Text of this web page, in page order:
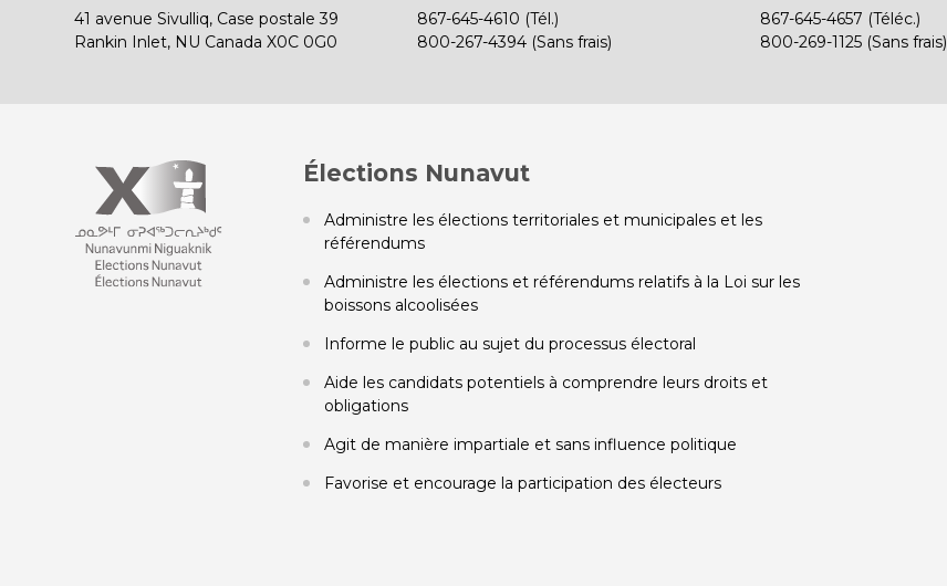
41 avenue Sivulliq, Case postale 39
Rankin Inlet, NU Canada X0C 0G0
867-645-4610 (Tél.)
800-267-4394 (Sans frais)
867-645-4657 (Téléc.)
800-269-1125 (Sans frais)
Élections Nunavut
Administre les élections territoriales et municipales et les
référendums
Administre les élections et référendums relatifs à la Loi sur les
boissons alcoolisées
Informe le public au sujet du processus électoral
Aide les candidats potentiels à comprendre leurs droits et
obligations
Agit de manière impartiale et sans influence politique
Favorise et encourage la participation des électeurs